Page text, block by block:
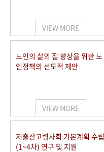
VIEW MORE
노인의 삶의 질 향상을 위한 노
인정책의 선도적 제안
VIEW MORE
저출산고령사회 기본계획 수립
(1~4차) 연구 및 지원